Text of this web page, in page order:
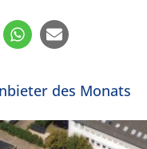
des Monats